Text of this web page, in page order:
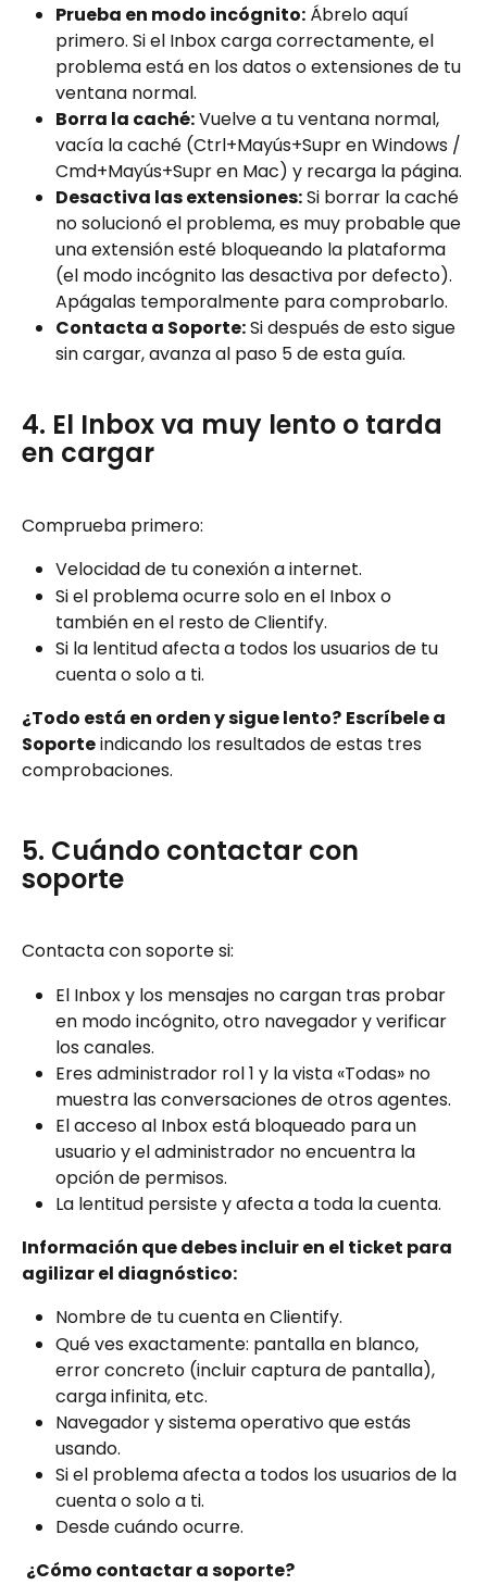
Prueba en modo incógnito: Ábrelo aquí
primero. Si el Inbox carga correctamente, el
problema está en los datos o extensiones de tu
ventana normal.
Borra la caché: Vuelve a tu ventana normal,
vacía la caché (Ctrl+Mayús+Supr en Windows /
Cmd+Mayús+Supr en Mac) y recarga la página.
Desactiva las extensiones: Si borrar la caché
no solucionó el problema, es muy probable que
una extensión esté bloqueando la plataforma
(el modo incógnito las desactiva por defecto).
Apágalas temporalmente para comprobarlo.
Contacta a Soporte: Si después de esto sigue
sin cargar, avanza al paso 5 de esta guía.
4. El Inbox va muy lento o tarda
en cargar
Comprueba primero:
Velocidad de tu conexión a internet.
Si el problema ocurre solo en el Inbox o
también en el resto de Clientify.
Si la lentitud afecta a todos los usuarios de tu
cuenta o solo a ti.
¿Todo está en orden y sigue lento? Escríbele a
Soporte indicando los resultados de estas tres
comprobaciones.
5. Cuándo contactar con
soporte
Contacta con soporte si:
El Inbox y los mensajes no cargan tras probar
en modo incógnito, otro navegador y verificar
los canales.
Eres administrador rol 1 y la vista «Todas» no
muestra las conversaciones de otros agentes.
El acceso al Inbox está bloqueado para un
usuario y el administrador no encuentra la
opción de permisos.
La lentitud persiste y afecta a toda la cuenta.
Información que debes incluir en el ticket para
agilizar el diagnóstico:
Nombre de tu cuenta en Clientify.
Qué ves exactamente: pantalla en blanco,
error concreto (incluir captura de pantalla),
carga infinita, etc.
Navegador y sistema operativo que estás
usando.
Si el problema afecta a todos los usuarios de la
cuenta o solo a ti.
Desde cuándo ocurre.
¿Cómo contactar a soporte?